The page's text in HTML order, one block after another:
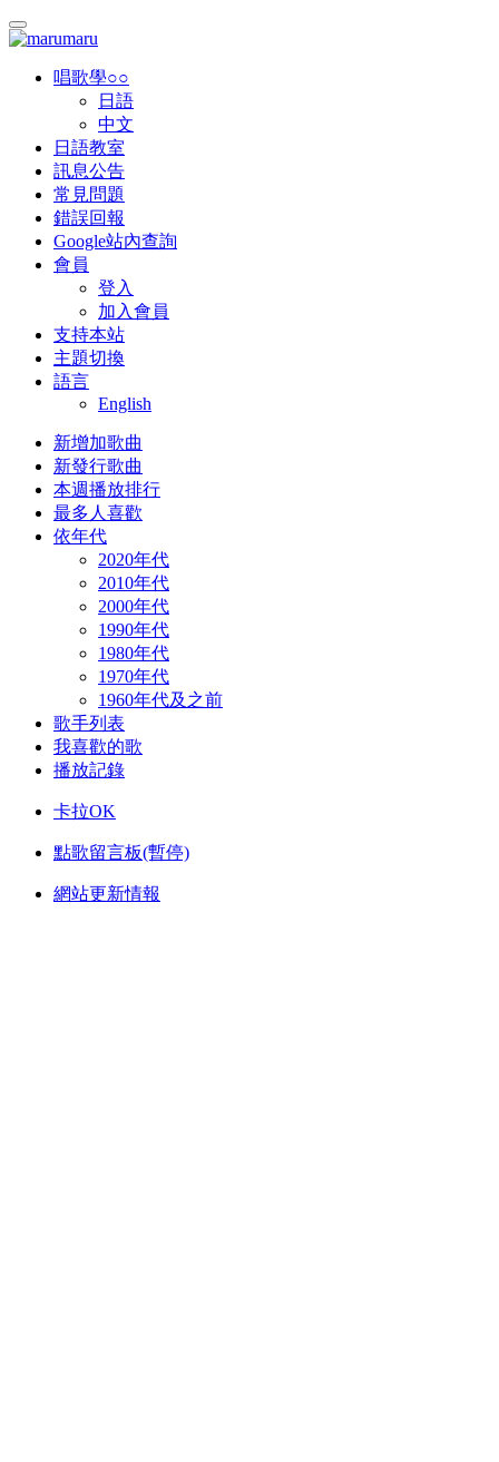
唱歌學○○
日語
中文
日語教室
訊息公告
常見問題
錯誤回報
Google站內查詢
會員
登入
加入會員
支持本站
主題切換
語言
English
新增加歌曲
新發行歌曲
本週播放排行
最多人喜歡
依年代
2020年代
2010年代
2000年代
1990年代
1980年代
1970年代
1960年代及之前
歌手列表
我喜歡的歌
播放記錄
卡拉OK
點歌留言板(暫停)
網站更新情報